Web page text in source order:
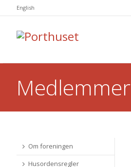
English
Medlemmer
Om foreningen
Husordensregler